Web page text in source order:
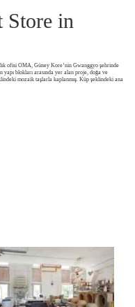
Store in
ofisi OMA, Güney Kore’nin Gwanggyo şehrinde
yapı blokları arasında yer alan proje, doğa ve
mozaik taşlarla kaplanmış. Küp şeklindeki ana